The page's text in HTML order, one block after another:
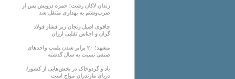
زندان لاکان رشت؛ حمزه درویش پس از
ضرب‌وشتم به بهداری منتقل شد
چاقوی اصیل زنجان زیر فشار فولاد
گران و اجناس تقلبی ارزان
مشهد؛ ۲۰ برابر شدن پلمب واحدهای
صنفی نسبت به سال گذشته
باد و گردوخاک در بخش‌هایی از کشور/
دریای مازندران مواج است